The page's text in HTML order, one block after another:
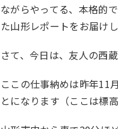
ながらやってる、本格的
た山形レポートをお届け
さて、今日は、友人の西
ここの仕事納めは昨年11
とになります（ここは標